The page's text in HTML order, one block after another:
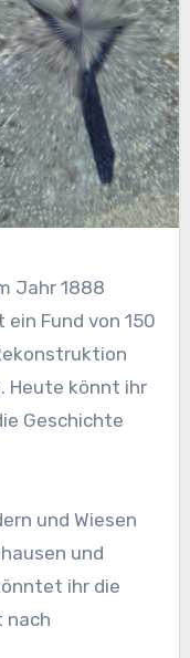
Jahr 1888
Fund von 150
Heute könnt ihr
Geschichte
und Wiesen
und
ihr die
nach